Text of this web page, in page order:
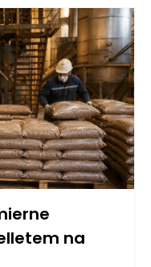
w tym jego pojemność
na jakość
pakującej będzie
dostarczania
współdziałaniu są
transportować
minimalizując
odpowiedni
na